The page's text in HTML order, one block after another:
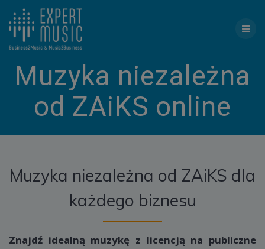
Muzyka niezależna
od ZAiKS online
Muzyka niezależna od ZAiKS dla
każdego biznesu
Znajdź idealną muzykę z licencją na publiczne